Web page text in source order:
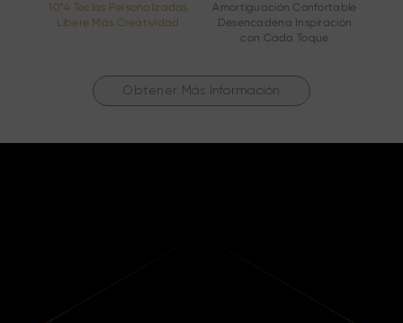
10*4 Teclas Personalizadas
Libere Más Creatividad
Amortiguación Confortable
Desencadena Inspiración
con Cada Toque
Obtener Más Información